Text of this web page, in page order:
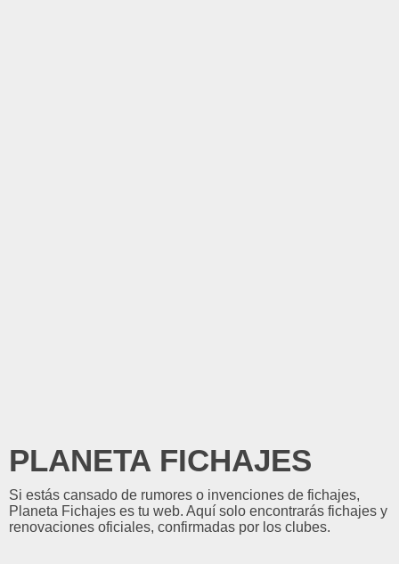
PLANETA FICHAJES
Si estás cansado de rumores o invenciones de fichajes,
Planeta Fichajes es tu web. Aquí solo encontrarás fichajes y
renovaciones oficiales, confirmadas por los clubes.